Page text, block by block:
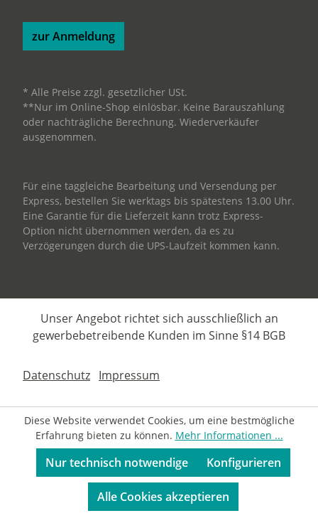
zur Anmeldung
* Alle Preise zzgl. gesetzlicher USt.
**Nur im Online-Shop einlösbar. Keine Barauszahlung
oder nachträgliche Berechnung. Wiederverkäufer
ausgenommen.
Für eine taggleiche Bearbeitung und Versendung per
Express, bestellen Sie werktags bis spätestens 13.00 Uhr.
Eine Garantie für die Lieferzeit kann trotz Express-
Option nicht übernommen werden, da es zu
Verzögerungen durch die UPS-Laufzeit kommen kann.
Unser Angebot richtet sich ausschließlich an
gewerbebetreibende Kunden im Sinne §14 BGB
Datenschutz Impressum
Diese Website verwendet Cookies, um eine bestmögliche
Erfahrung bieten zu können. Mehr Informationen ...
Nur technisch notwendige Konfigurieren
Alle Cookies akzeptieren